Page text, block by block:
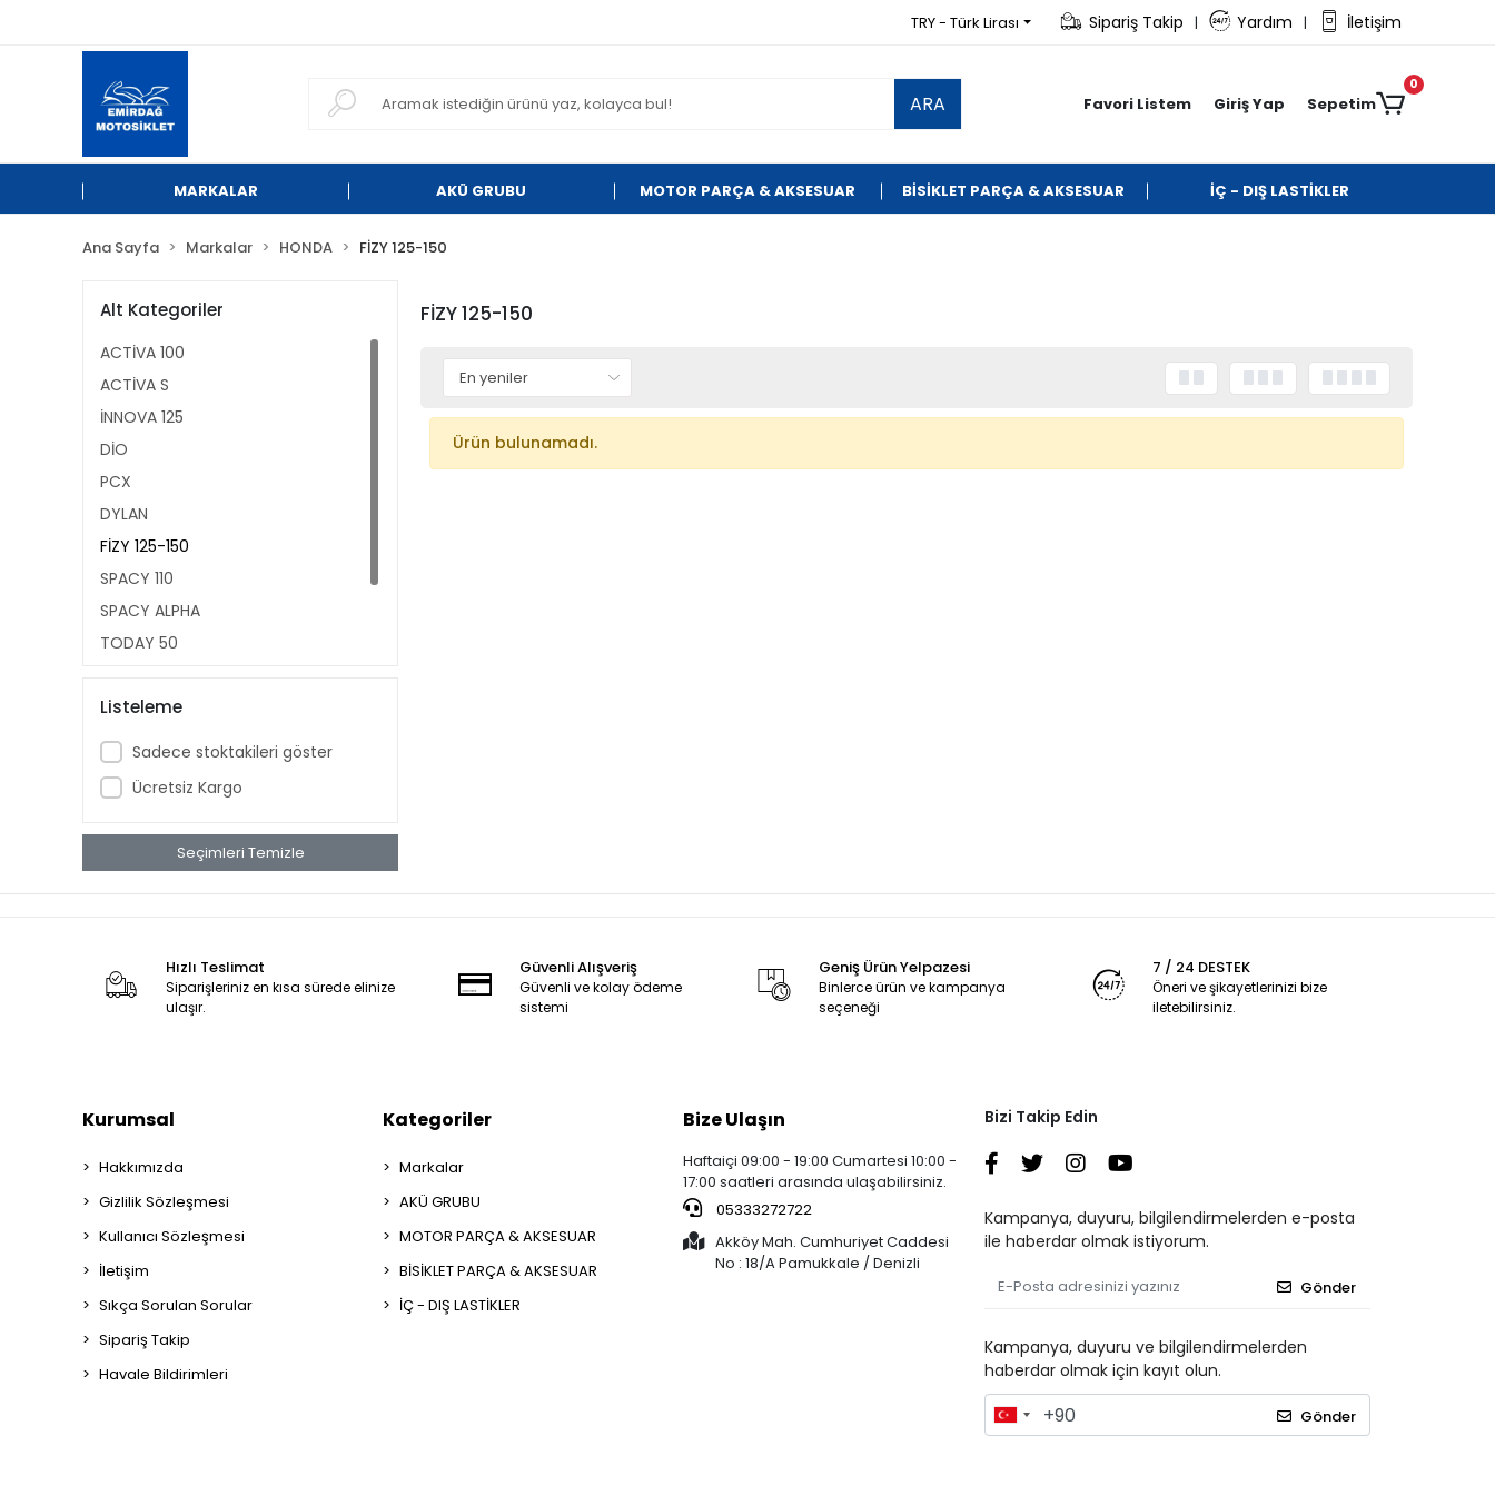
TRY - Türk Lirası Sipariş Takip | Yardım | İletişim
ARA Favori Listem Giriş Yap Sepetim
0
MARKALAR AKÜ GRUBU MOTOR PARÇA & AKSESUAR BİSİKLET PARÇA & AKSESUAR İÇ - DIŞ LASTİKLER
Ana Sayfa Markalar HONDA FİZY 125-150
Alt Kategoriler
ACTİVA 100
ACTİVA S
İNNOVA 125
DİO
PCX
DYLAN
FİZY 125-150
SPACY 110
SPACY ALPHA
TODAY 50
CBF 150
Listeleme
Sadece stoktakileri göster
Ücretsiz Kargo
Seçimleri Temizle
FİZY 125-150
Ürün bulunamadı.
Hızlı Teslimat
Siparişleriniz en kısa sürede elinize
ulaşır.
Güvenli Alışveriş
Güvenli ve kolay ödeme
sistemi
Geniş Ürün Yelpazesi
Binlerce ürün ve kampanya
seçeneği
7 / 24 DESTEK
Öneri ve şikayetlerinizi bize
iletebilirsiniz.
Kurumsal
Hakkımızda
Gizlilik Sözleşmesi
Kullanıcı Sözleşmesi
İletişim
Sıkça Sorulan Sorular
Sipariş Takip
Havale Bildirimleri
Kategoriler
Markalar
AKÜ GRUBU
MOTOR PARÇA & AKSESUAR
BİSİKLET PARÇA & AKSESUAR
İÇ - DIŞ LASTİKLER
Bize Ulaşın
Haftaiçi 09:00 - 19:00 Cumartesi 10:00 -
17:00 saatleri arasında ulaşabilirsiniz.
05333272722
Akköy Mah. Cumhuriyet Caddesi
No : 18/A Pamukkale / Denizli
Bizi Takip Edin
Kampanya, duyuru, bilgilendirmelerden e-posta
ile haberdar olmak istiyorum.
Gönder
Kampanya, duyuru ve bilgilendirmelerden
haberdar olmak için kayıt olun.
Gönder